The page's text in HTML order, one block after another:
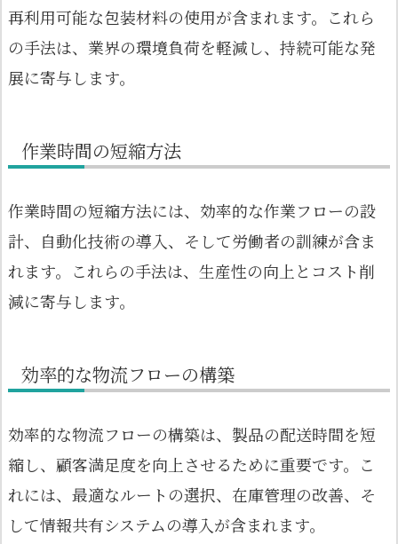
再利用可能な包装材料の使用が含まれます。これら
の手法は、業界の環境負荷を軽減し、持続可能な発
展に寄与します。
作業時間の短縮方法
作業時間の短縮方法には、効率的な作業フローの設
計、自動化技術の導入、そして労働者の訓練が含ま
れます。これらの手法は、生産性の向上とコスト削
減に寄与します。
効率的な物流フローの構築
効率的な物流フローの構築は、製品の配送時間を短
縮し、顧客満足度を向上させるために重要です。こ
れには、最適なルートの選択、在庫管理の改善、そ
して情報共有システムの導入が含まれます。